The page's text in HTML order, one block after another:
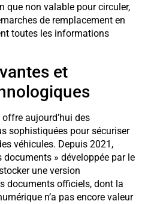
que non valable pour circuler,
de remplacement en
toutes les informations
et
aujourd’hui des
sophistiquées pour sécuriser
véhicules. Depuis 2021,
documents » développée par le
une version
documents officiels, dont la
n’a pas encore valeur